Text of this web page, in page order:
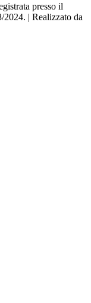
presso il
| Realizzato da